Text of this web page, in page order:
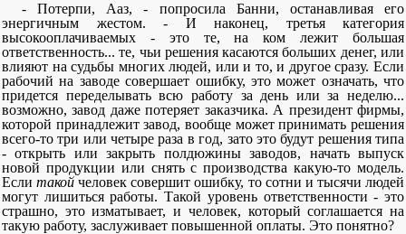
- Потерпи, Ааз, - попросила Банни, останавливая его
энергичным жестом. - И наконец, третья категория
высокооплачиваемых - это те, на ком лежит большая
ответственность... те, чьи решения касаются больших денег, или
влияют на судьбы многих людей, или и то, и другое сразу. Если
рабочий на заводе совершает ошибку, это может означать, что
придется переделывать всю работу за день или за неделю...
возможно, завод даже потеряет заказчика. А президент фирмы,
которой принадлежит завод, вообще может принимать решения
всего-то три или четыре раза в год, зато это будут решения типа
- открыть или закрыть полдюжины заводов, начать выпуск
новой продукции или снять с производства какую-то модель.
Еслитакой человек совершит ошибку, то сотни и тысячи людей
могут лишиться работы. Такой уровень ответственности - это
страшно, это изматывает, и человек, который соглашается на
такую работу, заслуживает повышенной оплаты. Это понятно?